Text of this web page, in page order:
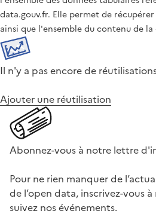
data.gouv.fr. Elle permet de
ainsi que l'ensemble du contenu de
Il n'y a pas encore de
Ajouter une réutilisation
Abonnez-vous à notre lettre
Pour ne rien manquer de
de l’open data, inscrivez-vous
suivez nos événements.